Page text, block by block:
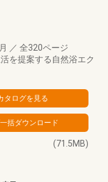
／ 全320ページ
を提案する自然浴エク
(71.5MB)